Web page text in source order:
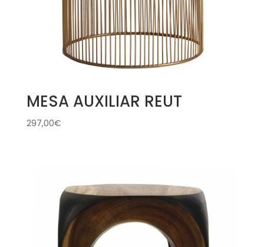
MESA AUXILIAR REUT
297,00€